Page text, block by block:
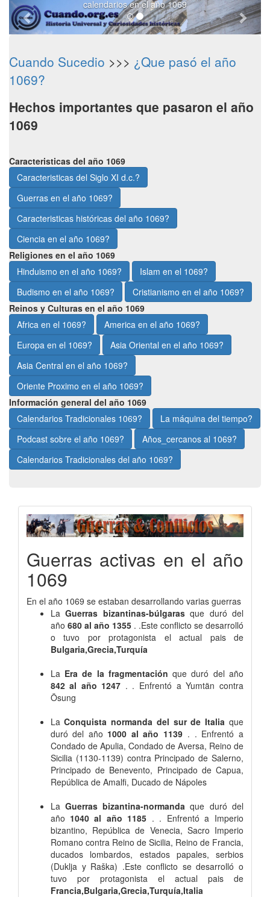
calendarios en el año 1069
Cuando Sucedio >>> ¿Que pasó el año
1069?
Hechos importantes que pasaron el año
1069
Caracteristicas del año 1069
Caracteristicas del Siglo XI d.c.?
Guerras en el año 1069?
Caracteristicas históricas del año 1069?
Ciencia en el año 1069?
Religiones en el año 1069
Hinduismo en el año 1069?
Islam en el 1069?
Budismo en el año 1069?
Cristianismo en el año 1069?
Reinos y Culturas en el año 1069
Africa en el 1069?
America en el año 1069?
Europa en el 1069?
Asia Oriental en el año 1069?
Asia Central en el año 1069?
Oriente Proximo en el año 1069?
Información general del año 1069
Calendarios Tradicionales 1069?
La máquina del tiempo?
Podcast sobre el año 1069?
Años_cercanos al 1069?
Calendarios Tradicionales del año 1069?
Guerras activas en el año
1069
En el año 1069 se estaban desarrollando varias guerras
La Guerras bizantinas-búlgaras que duró del
año 680 al año 1355 . .Este conflicto se desarrolló
o tuvo por protagonista el actual pais de
Bulgaria,Grecia,Turquía
La Era de la fragmentación que duró del año
842 al año 1247 . . Enfrentó a Yumtän contra
Ösung
La Conquista normanda del sur de Italia que
duró del año 1000 al año 1139 . . Enfrentó a
Condado de Apulia, Condado de Aversa, Reino de
Sicilia (1130-1139) contra Principado de Salerno,
Principado de Benevento, Principado de Capua,
República de Amalfi, Ducado de Nápoles
La Guerras bizantina-normanda que duró del
año 1040 al año 1185 . . Enfrentó a Imperio
bizantino, República de Venecia, Sacro Imperio
Romano contra Reino de Sicilia, Reino de Francia,
ducados lombardos, estados papales, serbios
(Duklja y Raška) .Este conflicto se desarrolló o
tuvo por protagonista el actual pais de
Francia,Bulgaria,Grecia,Turquía,Italia